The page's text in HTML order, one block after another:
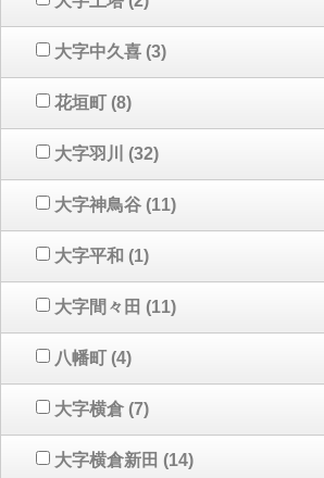
大字中久喜 (3)
花垣町 (8)
大字羽川 (32)
大字神鳥谷 (11)
大字平和 (1)
大字間々田 (11)
八幡町 (4)
大字横倉 (7)
大字横倉新田 (14)